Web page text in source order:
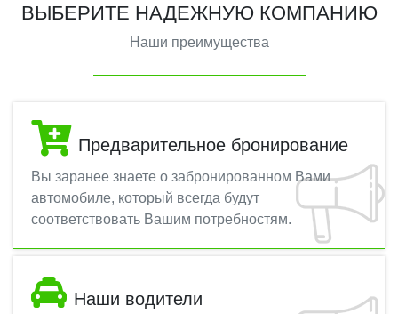
ВЫБЕРИТЕ НАДЕЖНУЮ КОМПАНИЮ
Наши преимущества
Предварительное бронирование
Вы заранее знаете о забронированном Вами
автомобиле, который всегда будут
соответствовать Вашим потребностям.
Наши водители